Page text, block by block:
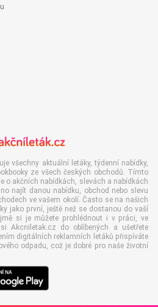
všechny aktuální letáky, týdenní nabídky,
ze všech českých obchodů. Tímto
o akčních nabídkách, slevách a nabídkách
najít danou nabídku, obchod nebo slevu
ve vašem okolí. Často se na našich
jako první, ještě než se dostanou do vaší
si je můžete prohlédnout i v práci, ve
Akcniletak.cz do oblíbených a ušetřete
digitálních reklamních letáků přispíváte
odpadu, což je dobré pro naše životní